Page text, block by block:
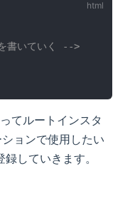
書いていく -->
てルートインスタ
ョンで使用したい
していきます。